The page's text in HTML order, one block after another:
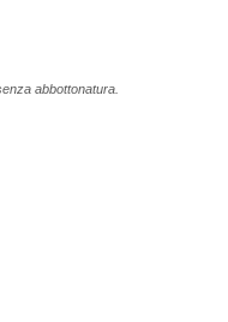
abbottonatura.